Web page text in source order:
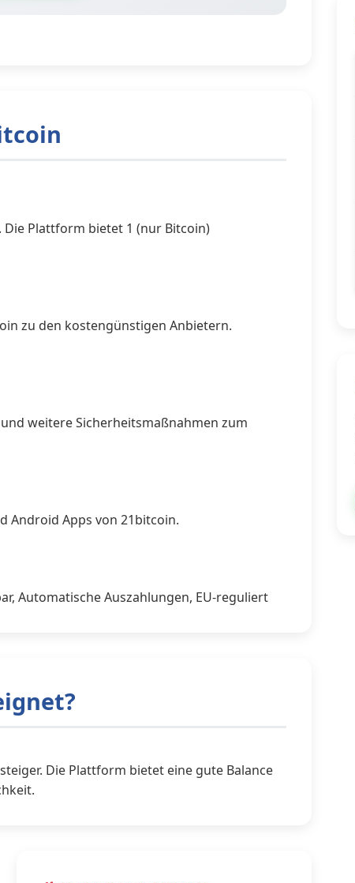
Die Plattform bietet 1 (nur Bitcoin)
zu den kostengünstigen Anbietern.
weitere Sicherheitsmaßnahmen zum
Android Apps von 21bitcoin.
Automatische Auszahlungen, EU-reguliert
Die Plattform bietet eine gute Balance